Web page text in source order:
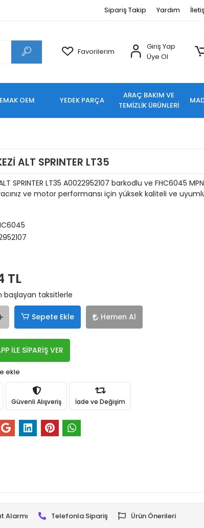
Sipariş Takip Yardım
Favorilerim
Giriş Yap
Üye Ol
OEM YEDEK PARÇA
ARAÇ BAKIM VE
TEMİZLİK ÜRÜNLERİ
ALT SPRINTER LT35
ALT SPRINTER LT35 A0022952107 barkodlu ve FHC6045
ve motor performansı için yüksek kaliteli ve
TL
başlayan taksitlerle
Sepete Ekle Hemen Al
İLE SİPARİŞ VER
ekle
Güvenli Alışveriş İade ve Değişim
Alarmı Telefonla Sipariş Ürün Önerileri